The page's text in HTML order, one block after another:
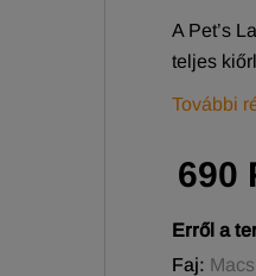
A Pet’s
teljes
További
690
Erről a
Faj: